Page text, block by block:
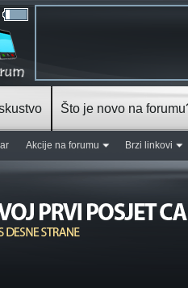
Akcije na forumu Brzi linkovi
Što je novo na